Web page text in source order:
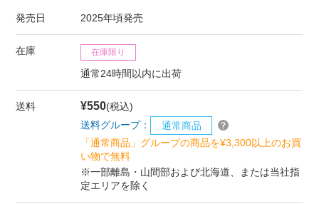
発売日 2025年頃発売
在庫 在庫限り
通常24時間以内に出荷
送料 ¥550(税込)
送料グループ：
通常商品
「通常商品」グループの商品を¥3,300以上のお買
い物で無料
※一部離島・山間部および北海道、または当社指
定エリアを除く